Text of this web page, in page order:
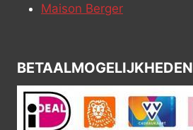
Maison Berger
BETAALMOGELIJKHEDEN